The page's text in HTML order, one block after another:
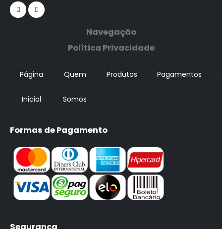
Navegação
Política Privacidade
Página
Inicial
Quem
Somos
Produtos Pagamentos
Formas de Pagamento
Segurança